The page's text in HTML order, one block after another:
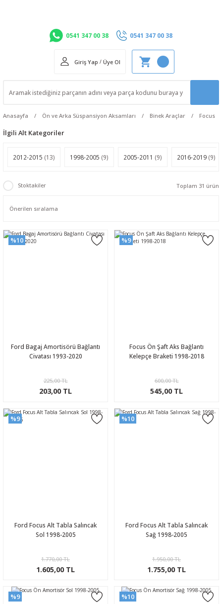
0541 347 00 38 0541 347 00 38
Giriş Yap / Üye Ol
Anasayfa Ön ve Arka Süspansiyon Aksamları Binek Araçlar Focus
İlgili Alt Kategoriler
2012-2015 (13) 1998-2005 (9) 2005-2011 (9) 2016-2019 (9)
Stoktakiler Toplam 31 ürün
%10
Ford Bagaj Amortisörü Bağlantı
Civatası 1993-2020
225,00 TL
203,00 TL
%9
Focus Ön Şaft Aks Bağlantı
Kelepçe Braketi 1998-2018
600,00 TL
545,00 TL
%9
Ford Focus Alt Tabla Salıncak
Sol 1998-2005
1.770,00 TL
1.605,00 TL
%10
Ford Focus Alt Tabla Salıncak
Sağ 1998-2005
1.950,00 TL
1.755,00 TL
%9 %10